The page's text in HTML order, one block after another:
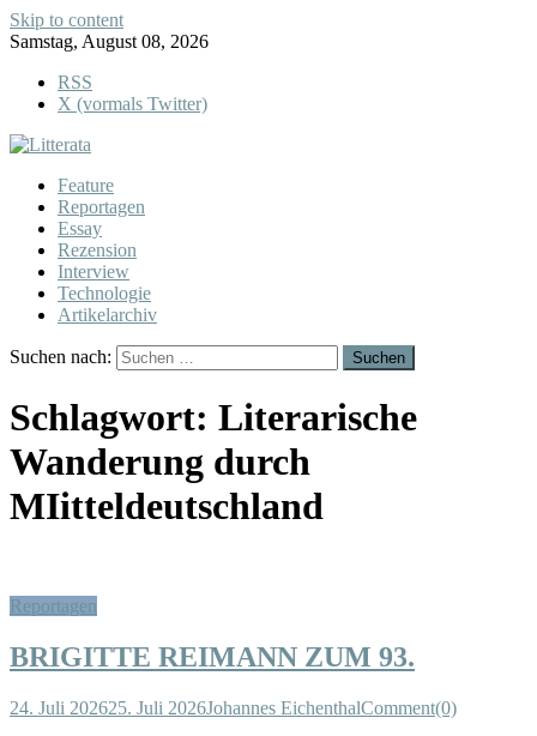
Skip to content
Samstag, August 08, 2026
RSS
X (vormals Twitter)
Feature
Reportagen
Essay
Rezension
Interview
Technologie
Artikelarchiv
Suchen nach:
Schlagwort: Literarische
Wanderung durch
MIitteldeutschland
Reportagen
BRIGITTE REIMANN ZUM 93.
24. Juli 202625. Juli 2026Johannes EichenthalComment(0)